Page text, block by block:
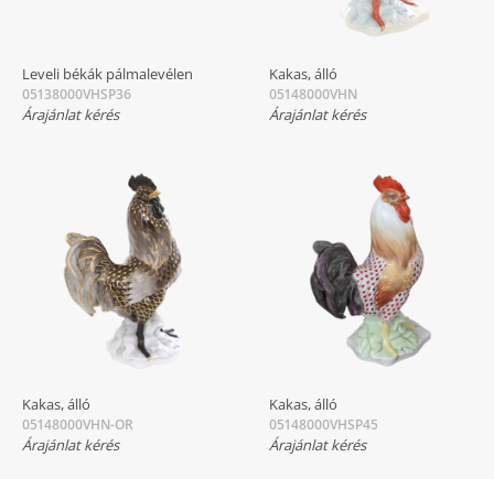
Leveli békák pálmalevélen
05138000VHSP36
Árajánlat kérés
Kakas, álló
05148000VHN
Árajánlat kérés
Kakas, álló
05148000VHN-OR
Árajánlat kérés
Kakas, álló
05148000VHSP45
Árajánlat kérés